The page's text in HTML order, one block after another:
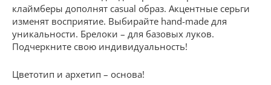
клаймберы дополнят casual образ. Акцентные серьги
изменят восприятие. Выбирайте hand-made для
уникальности. Брелоки – для базовых луков.
Подчеркните свою индивидуальность!
Цветотип и архетип – основа!